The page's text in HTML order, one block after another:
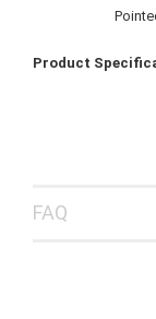
Product
FAQ